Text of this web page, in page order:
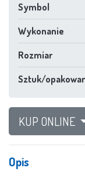
Symbol
Wykonanie
Rozmiar
Sztuk/
KUP ONLINE
Opis